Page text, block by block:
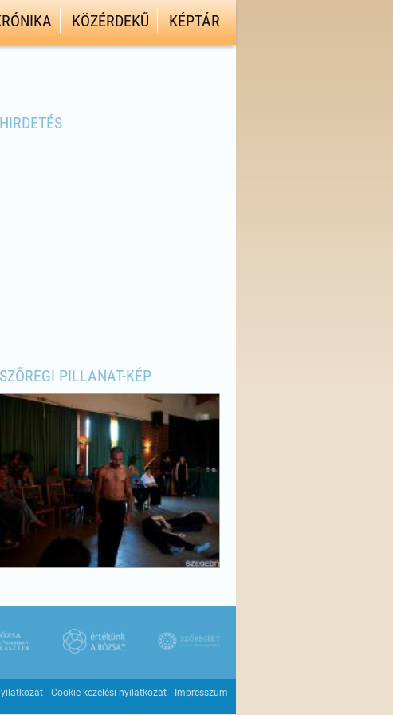
KÖZÉRDEKŰ KÉPTÁR
HIRDETÉS
SZŐREGI PILLANAT-KÉP
Cookie-kezelési nyilatkozat Impresszum